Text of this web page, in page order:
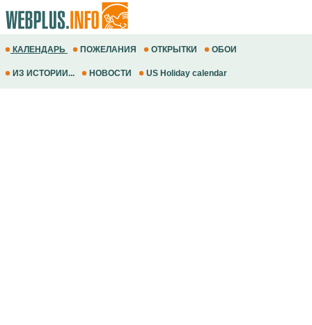
КАЛЕНДАРЬ ПОЖЕЛАНИЯ ОТКРЫТКИ ОБОИ
ИЗ ИСТОРИИ... НОВОСТИ US Holiday calendar